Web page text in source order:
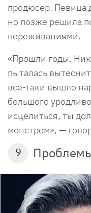
продюсер. Певица
но позже решила
переживаниями.
«Прошли годы.
пыталась
все-таки вышло
большого
исцелиться, ты
монстром», —
9